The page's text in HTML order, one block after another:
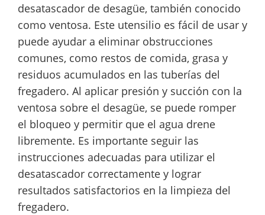
desatascador de desagüe, también conocido
como ventosa. Este utensilio es fácil de usar y
puede ayudar a eliminar obstrucciones
comunes, como restos de comida, grasa y
residuos acumulados en las tuberías del
fregadero. Al aplicar presión y succión con la
ventosa sobre el desagüe, se puede romper
el bloqueo y permitir que el agua drene
libremente. Es importante seguir las
instrucciones adecuadas para utilizar el
desatascador correctamente y lograr
resultados satisfactorios en la limpieza del
fregadero.